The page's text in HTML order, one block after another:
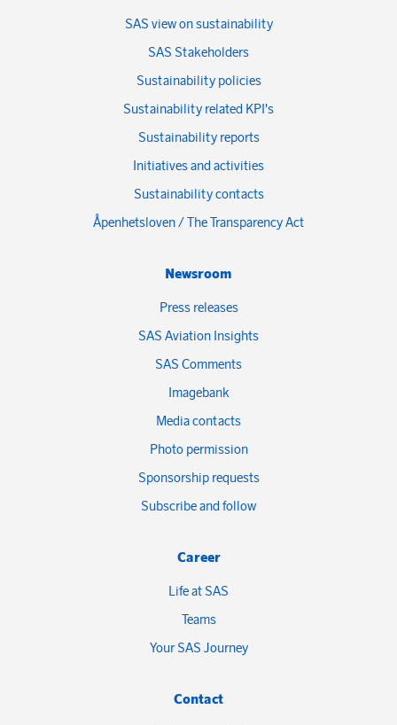
SAS view on sustainability
SAS Stakeholders
Sustainability policies
Sustainability related KPI's
Sustainability reports
Initiatives and activities
Sustainability contacts
Åpenhetsloven / The Transparency Act
Newsroom
Press releases
SAS Aviation Insights
SAS Comments
Imagebank
Media contacts
Photo permission
Sponsorship requests
Subscribe and follow
Career
Life at SAS
Teams
Your SAS Journey
Contact